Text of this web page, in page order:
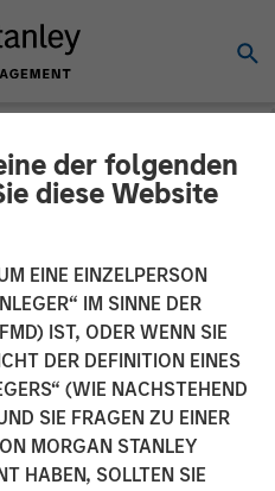
der folgenden
diese Website
EINE EINZELPERSON
IM SINNE DER
IST, ODER WENN SIE
DER DEFINITION EINES
(WIE NACHSTEHEND
SIE FRAGEN ZU EINER
MORGAN STANLEY
HABEN, SOLLTEN SIE
Investment
over
North
Credit